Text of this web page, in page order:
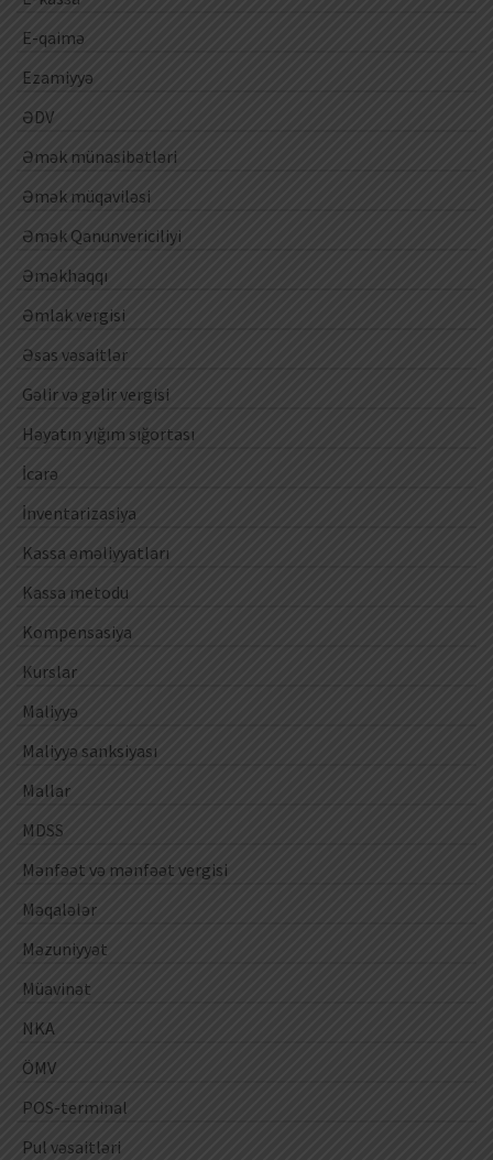
E-qaimə
Ezamiyyə
ƏDV
Əmək münasibətləri
Əmək müqaviləsi
Əmək Qanunvericiliyi
Əməkhaqqı
Əmlak vergisi
Əsas vəsaitlər
Gəlir və gəlir vergisi
Həyatın yığım sığortası
İcarə
İnventarizasiya
Kassa əməliyyatları
Kassa metodu
Kompensasiya
Kurslar
Maliyyə
Maliyyə sanksiyası
Mallar
MDSS
Mənfəət və mənfəət vergisi
Məqalələr
Məzuniyyət
Müavinət
NKA
ÖMV
POS-terminal
Pul vəsaitləri